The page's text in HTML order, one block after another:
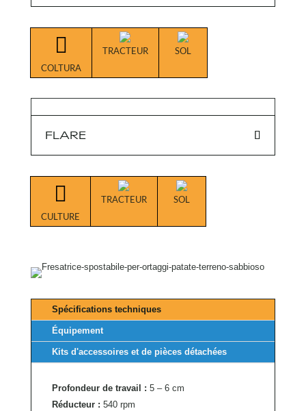

COLTURA
TRACTEUR SOL
FLARE

CULTURE
TRACTEUR SOL
Spécifications techniques
Équipement
Kits d'accessoires et de pièces détachées
Profondeur de travail : 5 – 6 cm
Réducteur : 540 rpm